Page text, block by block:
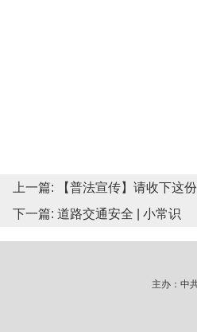
上一篇:
【普法宣传】请收下这
下一篇: 道路交通安全 | 小常识
主办：中